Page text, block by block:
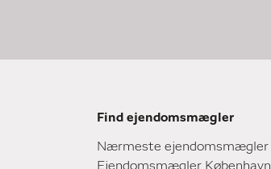
Find ejendomsmægler
Nærmeste ejendomsmægler
Ejendomsmægler København